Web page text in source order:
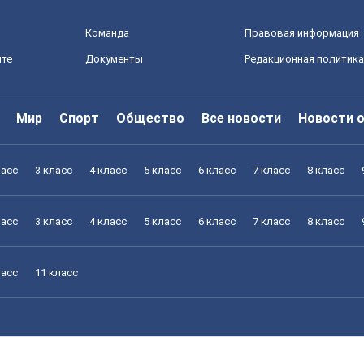
Команда Правовая информация
Документы Редакционная политика
Мир Спорт Общество Все новости Новости
3 класс 4 класс 5 класс 6 класс 7 класс 8 класс
3 класс 4 класс 5 класс 6 класс 7 класс 8 класс
11 класс